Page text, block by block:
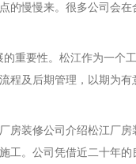
慢慢来。很多公司会在
起来看一下，大约1000-
重要性。松江作为一个
及后期管理，以期为有
洁、美观的厂房能够气
房装修公司介绍松江厂房
。公司凭借近二十年的